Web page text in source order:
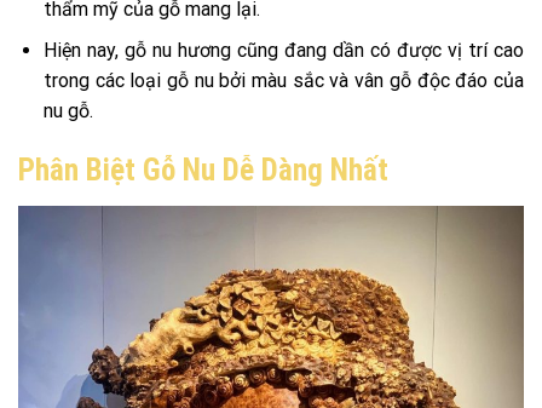
thẩm mỹ của gỗ mang lại.
Hiện nay, gỗ nu hương cũng đang dần có được vị trí cao
trong các loại gỗ nu bởi màu sắc và vân gỗ độc đáo của
nu gỗ.
Phân Biệt Gỗ Nu Dễ Dàng Nhất